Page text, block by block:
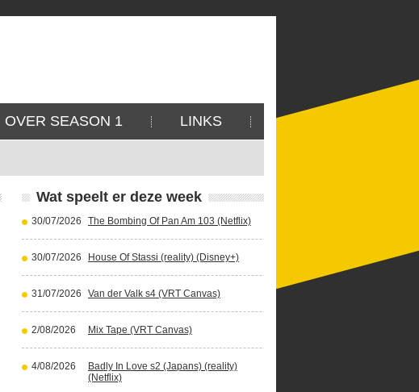
OVER SEASON 1 LINKS
Wat speelt er deze week
30/07/2026 The Bombing Of Pan Am 103 (Netflix)
30/07/2026 House Of Stassi (reality) (Disney+)
31/07/2026 Van der Valk s4 (VRT Canvas)
2/08/2026 Mix Tape (VRT Canvas)
4/08/2026
Badly In Love s2 (Japans) (reality)
(Netflix)